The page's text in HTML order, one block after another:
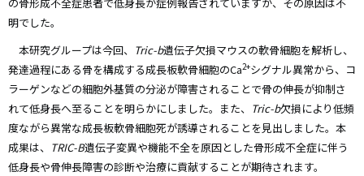
明でした。
本研究グループは今回、 Tric-b遺伝子欠損マウスの軟骨細胞を解析し、
発達過程にある骨を構成する成長板軟骨細胞のCa2+シグナル異常から、コ
ラーゲンなどの細胞外基質の分泌が障害されることで骨の伸長が抑制さ
れて低身長へ至ることを明らかにしました。また、 Tric-b欠損により低頻
度ながら異常な成長板軟骨細胞死が誘導されることを見出しました。本
成果は、 TRIC-B遺伝子変異や機能不全を原因とした骨形成不全症に伴う
低身長や骨伸長障害の診断や治療に貢献することが期待されます。